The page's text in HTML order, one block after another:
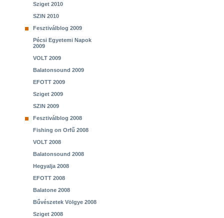
Sziget 2010
SZIN 2010
Fesztiválblog 2009
Pécsi Egyetemi Napok
2009
VOLT 2009
Balatonsound 2009
EFOTT 2009
Sziget 2009
SZIN 2009
Fesztiválblog 2008
Fishing on Orfű 2008
VOLT 2008
Balatonsound 2008
Hegyalja 2008
EFOTT 2008
Balatone 2008
Bűvészetek Völgye 2008
Sziget 2008